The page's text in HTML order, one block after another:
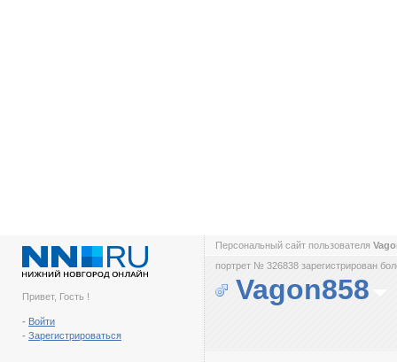
Привет, Гость !
- Войти
- Зарегистрироваться
Персональный сайт пользователя
портрет № 326838 зарегистрирован
Vagon858